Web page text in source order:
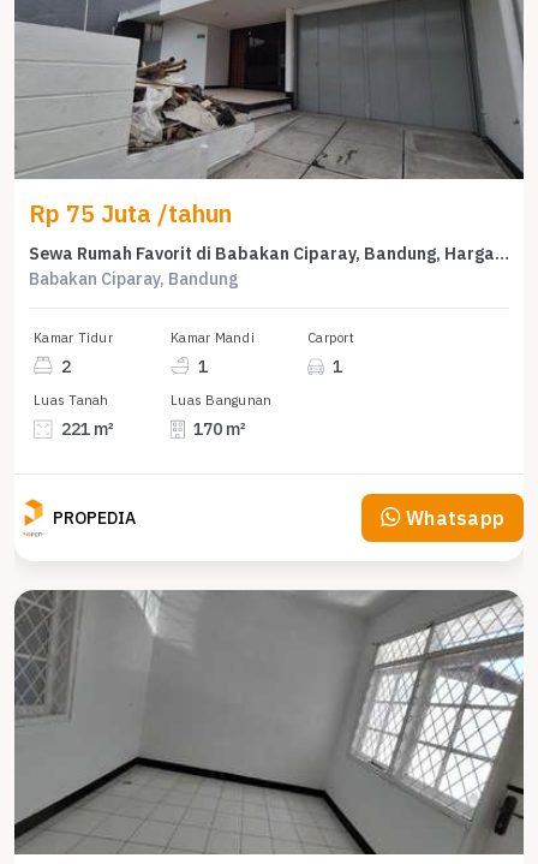
Rp 75 Juta /tahun
Sewa Rumah Favorit di Babakan Ciparay, Bandung, Harga Terjangkau
Babakan Ciparay, Bandung
Kamar Tidur
2
Kamar Mandi
1
Carport
1
Luas Tanah
221 m²
Luas Bangunan
170 m²
PROPEDIA Whatsapp